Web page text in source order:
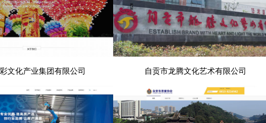
化产业集团有限公司
文化产业集团有限公司
自贡市龙腾文化艺术有限公司
自贡市龙腾文化艺术有限公司